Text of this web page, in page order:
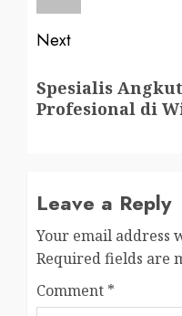
Next
post:
Spesialis
Profesional di
Leave a Reply
Your email address
Required fields are
Comment *